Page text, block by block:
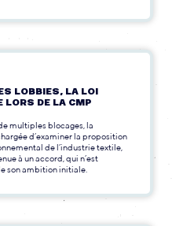
LOBBIES, LA LOI
LORS DE LA CMP
multiples blocages, la
d’examiner la proposition
de l’industrie textile,
à un accord, qui n’est
son ambition initiale.